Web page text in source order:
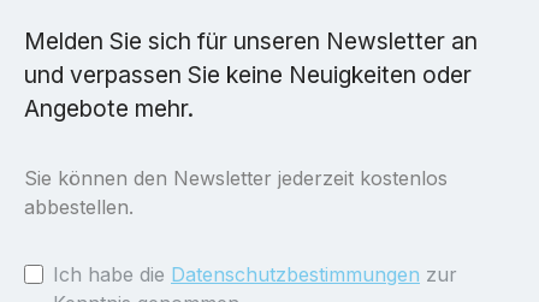
Melden Sie sich für unseren Newsletter an
und verpassen Sie keine Neuigkeiten oder
Angebote mehr.
Sie können den Newsletter jederzeit kostenlos
abbestellen.
Ich habe die Datenschutzbestimmungen zur